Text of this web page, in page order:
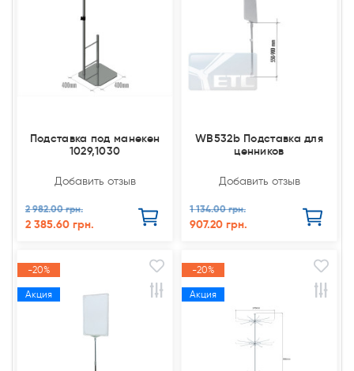
Подставка под манекен
1029,1030
Добавить отзыв
2 982.00 грн.
2 385.60 грн.
WB532b Подставка для
ценников
Добавить отзыв
1 134.00 грн.
907.20 грн.
-20%
Акция
-20%
Акция